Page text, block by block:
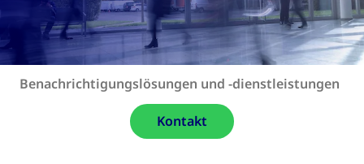
Benachrichtigungslösungen und -dienstleistungen
Kontakt